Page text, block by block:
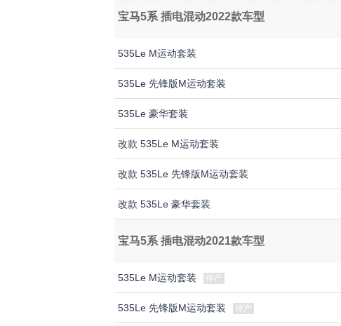
宝马5系 插电混动2022款车型
535Le M运动套装
535Le 先锋版M运动套装
535Le 豪华套装
改款 535Le M运动套装
改款 535Le 先锋版M运动套装
改款 535Le 豪华套装
宝马5系 插电混动2021款车型
535Le M运动套装 停产
535Le 先锋版M运动套装 停产